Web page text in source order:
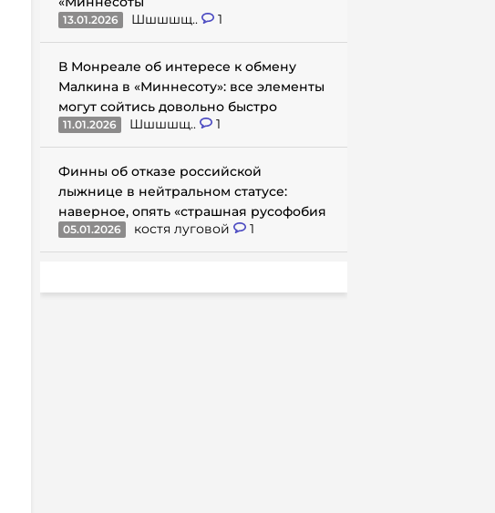
13.01.2026 Шшшшщ.. 1
В Монреале об интересе к обмену
Малкина в «Миннесоту»: все элементы
могут сойтись довольно быстро
11.01.2026 Шшшшщ.. 1
Финны об отказе российской
лыжнице в нейтральном статусе:
наверное, опять «страшная русофобия
05.01.2026 костя луговой 1